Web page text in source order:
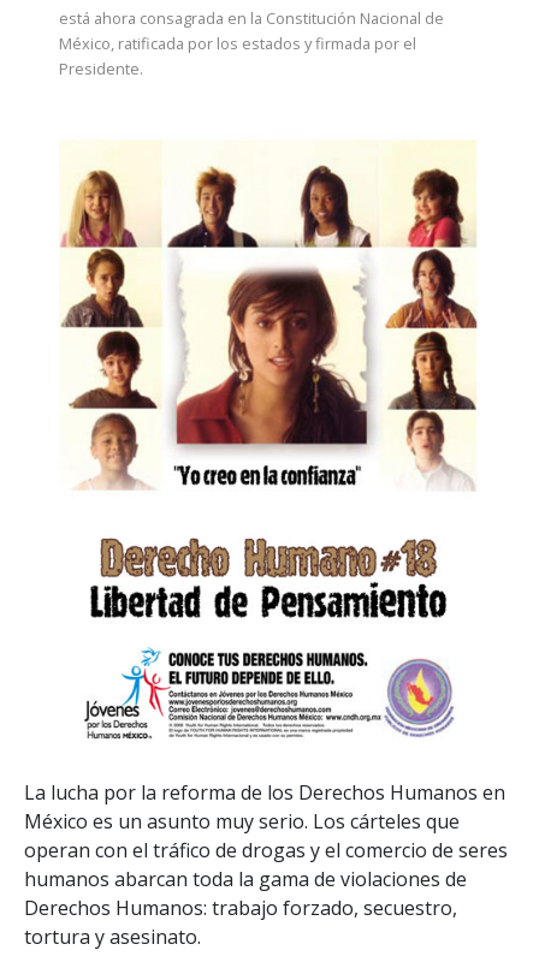
está ahora consagrada en la Constitución Nacional de
México, ratificada por los estados y firmada por el
Presidente.
La lucha por la reforma de los Derechos Humanos en
México es un asunto muy serio. Los cárteles que
operan con el tráfico de drogas y el comercio de seres
humanos abarcan toda la gama de violaciones de
Derechos Humanos: trabajo forzado, secuestro,
tortura y asesinato.